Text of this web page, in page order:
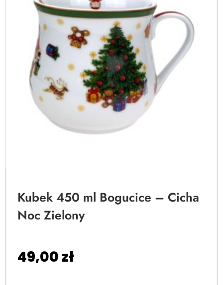
Kubek 450 ml Bogucice – Cicha
Noc Zielony
49,00zł